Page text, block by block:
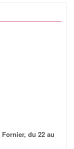
du 22 au